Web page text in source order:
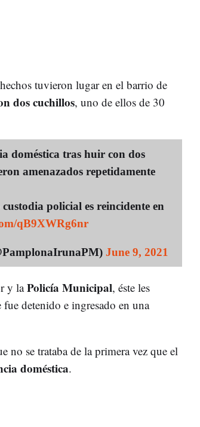
tuvieron lugar en el barrio de
dos cuchillos, uno de ellos de 30
doméstica tras huir con dos
amenazados repetidamente
policial es reincidente en
qB9XWRg6nr
June 9, 2021
y laPolicía Municipal, éste les
detenido e ingresado en una
no se trataba de la primera vez que el
doméstica.